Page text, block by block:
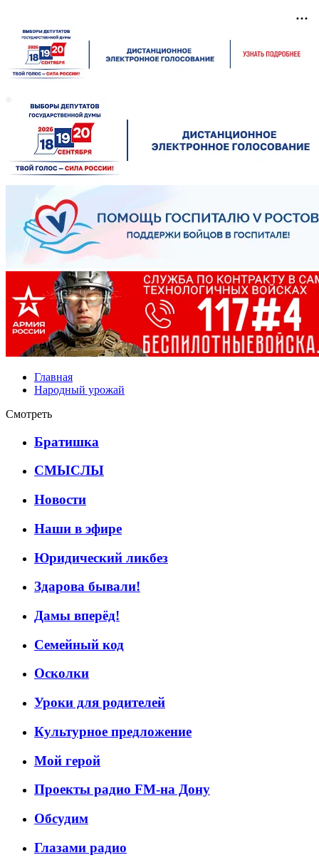
Главная
Народный урожай
Смотреть
Братишка
СМЫСЛЫ
Новости
Наши в эфире
Юридический ликбез
Здарова бывали!
Дамы вперёд!
Семейный код
Осколки
Уроки для родителей
Культурное предложение
Мой герой
Проекты радио FM-на Дону
Обсудим
Глазами радио